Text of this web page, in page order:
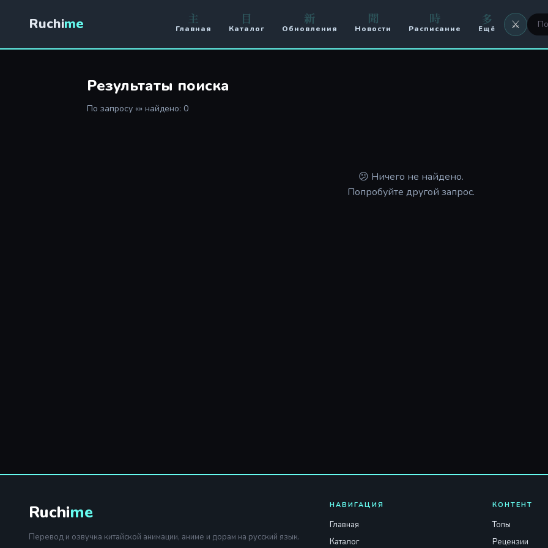
Ruchime 主
Главная
目
Каталог
新
Обновления
聞
Новости
時
Расписание
多
Ещё ⚔️
⚔️ Оружие
Результаты поиска
По запросу «» найдено: 0
😕 Ничего не найдено.
Попробуйте другой запрос.
Ruchime
Перевод и озвучка китайской анимации, аниме и дорам на русский язык.
НАВИГАЦИЯ
Главная
Каталог
КОНТЕНТ
Топы
Рецензии